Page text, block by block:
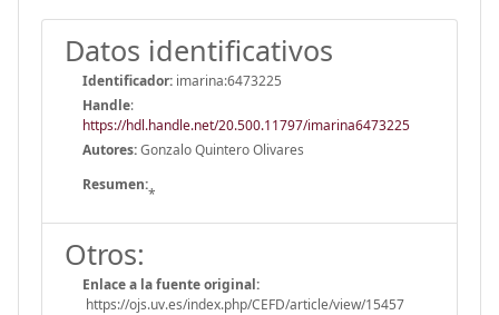
Datos identificativos
Identificador: imarina:6473225
Handle:
https://hdl.handle.net/20.500.11797/imarina6473225
Autores:Gonzalo Quintero Olivares
Resumen:
*
Otros:
Enlace a la fuente original:
https://ojs.uv.es/index.php/CEFD/article/view/15457